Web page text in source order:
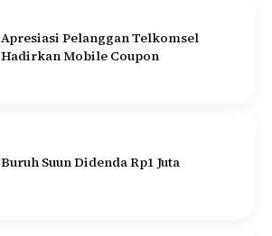
Apresiasi Pelanggan Telkomsel
Hadirkan Mobile Coupon
Buruh Suun Didenda Rp1 Juta